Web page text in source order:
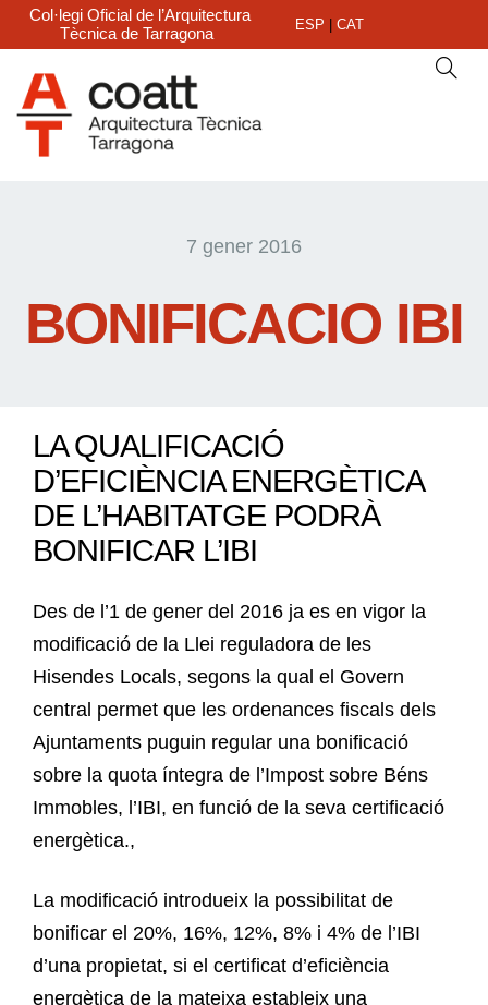
Col·legi Oficial de l’Arquitectura
Tècnica de Tarragona
ESP CAT
7 gener 2016
BONIFICACIO IBI
LA QUALIFICACIÓ
D’EFICIÈNCIA ENERGÈTICA
DE L’HABITATGE PODRÀ
BONIFICAR L’IBI
Des de l’1 de gener del 2016 ja es en vigor la
modificació de la Llei reguladora de les
Hisendes Locals, segons la qual el Govern
central permet que les ordenances fiscals dels
Ajuntaments puguin regular una bonificació
sobre la quota íntegra de l’Impost sobre Béns
Immobles, l’IBI, en funció de la seva certificació
energètica.,
La modificació introdueix la possibilitat de
bonificar el 20%, 16%, 12%, 8% i 4% de l’IBI
d’una propietat, si el certificat d’eficiència
energètica de la mateixa estableix una